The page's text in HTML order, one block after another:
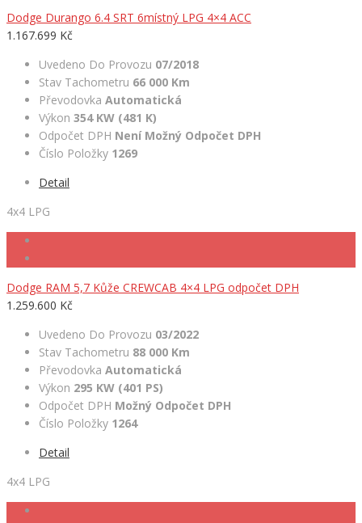
Dodge Durango 6.4 SRT 6místný LPG 4×4 ACC
1.167.699 Kč
Uvedeno Do Provozu 07/2018
Stav Tachometru 66 000 Km
Převodovka Automatická
Výkon 354 KW (481 K)
Odpočet DPH Není Možný Odpočet DPH
Číslo Položky 1269
Detail
4x4 LPG
Dodge RAM 5,7 Kůže CREWCAB 4×4 LPG odpočet DPH
1.259.600 Kč
Uvedeno Do Provozu 03/2022
Stav Tachometru 88 000 Km
Převodovka Automatická
Výkon 295 KW (401 PS)
Odpočet DPH Možný Odpočet DPH
Číslo Položky 1264
Detail
4x4 LPG